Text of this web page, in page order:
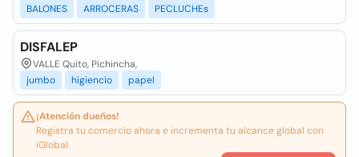
BALONES
ARROCERAS PECLUCHEs
DISFALEP
VALLE Quito, Pichincha,
jumbo
higiencio papel
¡Atención dueños!
Registra tu comercio ahora e incrementa tu alcance global con
iGlobal.